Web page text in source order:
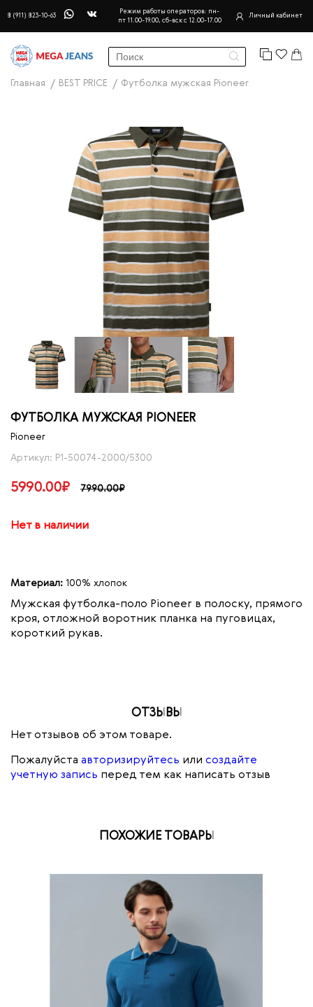
8 (911) 823-10-63
Режим работы операторов: пн-
пт 11.00-19.00, сб-вск с 12.00-17.00
Личный кабинет
Главная BEST PRICE Футболка мужская Pioneer
ФУТБОЛКА МУЖСКАЯ PIONEER
Pioneer
Артикул: P1-50074-2000/5300
5990.00₽ 7990.00₽
Нет в наличии
Материал: 100% хлопок
Мужская футболка-поло Pioneer в полоску, прямого
кроя, отложной воротник планка на пуговицах,
короткий рукав.
ОТЗЫВЫ
Нет отзывов об этом товаре.
Пожалуйста авторизируйтесь или создайте
учетную запись перед тем как написать отзыв
ПОХОЖИЕ ТОВАРЫ